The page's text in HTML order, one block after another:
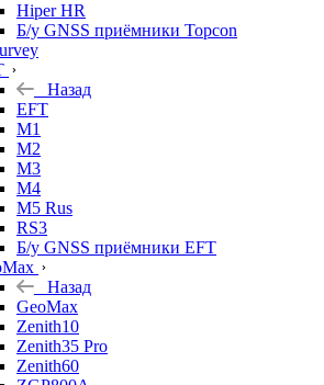
Hiper HR
Б/у GNSS приёмники Topcon
Назад
EFT
M1
M2
M3
M4
M5 Rus
RS3
Б/у GNSS приёмники EFT
Назад
GeoMax
Zenith10
Zenith35 Pro
Zenith60